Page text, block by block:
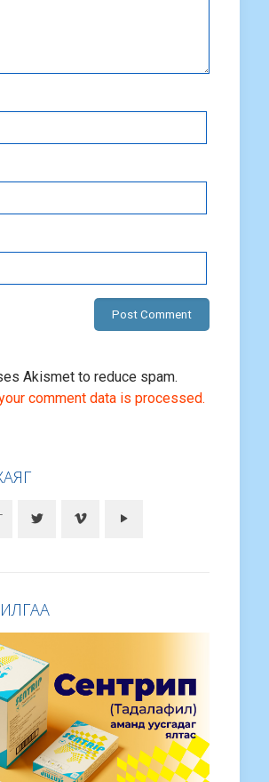
Akismet to reduce spam.
comment data is processed.